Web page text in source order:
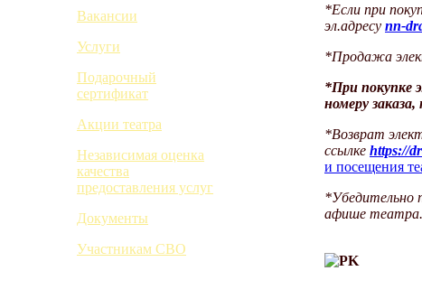
Вакансии
Услуги
Подарочный
сертификат
Акции театра
Независимая оценка
качества
предоставления услуг
Документы
Участникам СВО
*Если при
эл.адресу nn-
*Продажа
*При покупке
номеру
*Возврат
ссылке https://
и посещения
*Убедительно
афише театра.